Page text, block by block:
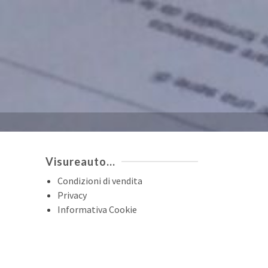
Visureauto…
Condizioni di vendita
Privacy
Informativa Cookie